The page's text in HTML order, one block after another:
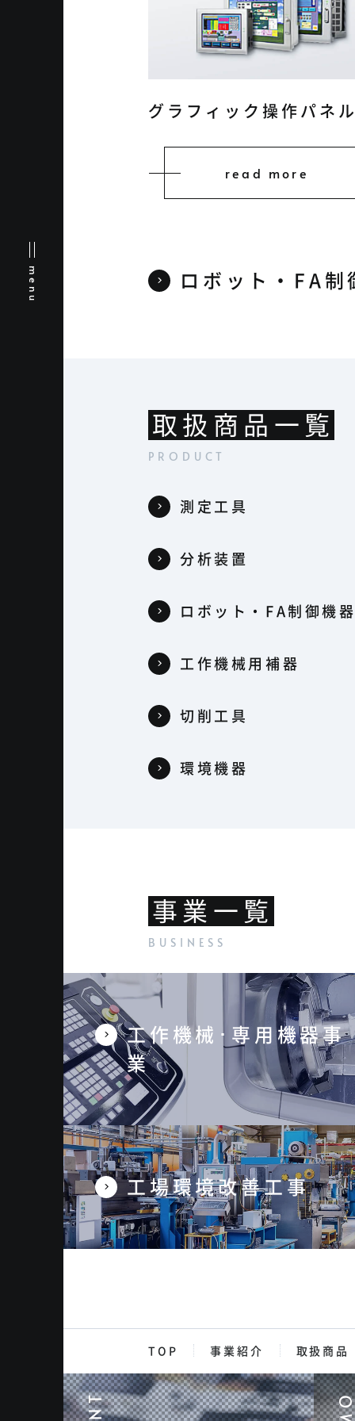
menu
グラフィック操作パネ
read more
ロボット・FA
取扱商品一覧
測定工具
分析装置
ロボット・FA制御機
工作機械用補器
切削工具
環境機器
事業一覧
工作機械･専用機器事
業
工場環境改善工事
TOP 事業紹介 取扱商品